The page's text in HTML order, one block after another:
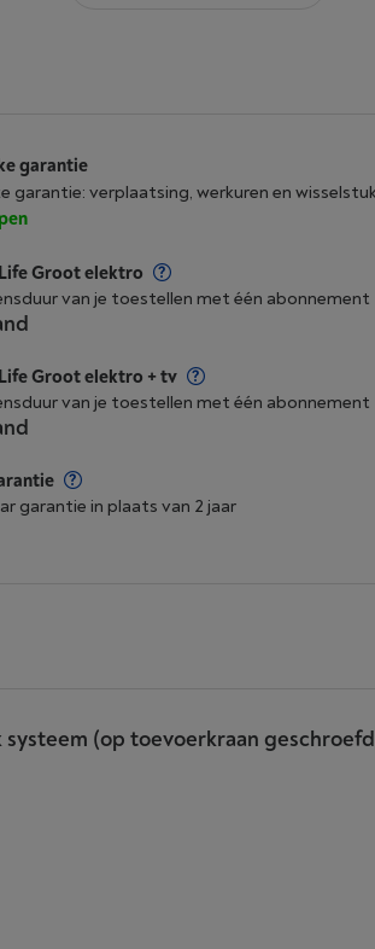
garantie
garantie: verplaatsing, werkuren en
Groot elektro
van je toestellen met één abonnement
Groot elektro + tv
van je toestellen met één abonnement
garantie in plaats van 2 jaar
(op toevoerkraan